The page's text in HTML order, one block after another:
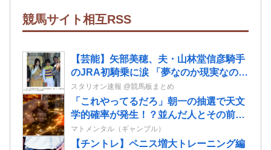
競馬サイト相互RSS
【芸能】矢部美穂、夫・山林堂信彦騎手
のJRA初騎乗に涙 「夢なのか現実なの
か…報われて良かった」 東京競馬場で
生観戦
スタリオン速報 @競馬板まとめ
「これやってるだろ」朝一の抽選で天文
学的確率が発生！？並んだ人とその前後
で連番が出てしまう…
マトメンタル（ギャンブル）
【チントレ】ペニス増大トレーニング編